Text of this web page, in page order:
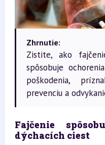
Zhrnutie:
Zistite, ako
spôsobuje
poškodenia,
prevenciu a
Fajčenie
dýchacích ciest